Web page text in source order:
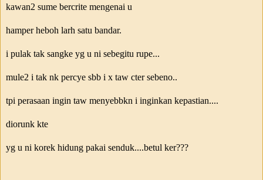
kawan2 sume bercrite mengenai u
hamper heboh larh satu bandar.
i pulak tak sangke yg u ni sebegitu rupe...
mule2 i tak nk percye sbb i x taw cter sebeno..
tpi perasaan ingin taw menyebbkn i inginkan kepastian....
diorunk kte
yg u ni korek hidung pakai senduk....betul ker???